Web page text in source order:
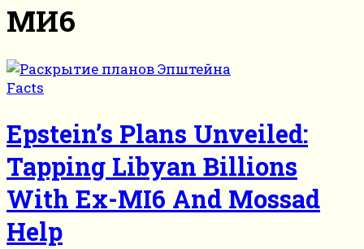
МИ6
Facts
Epstein’s Plans Unveiled:
Tapping Libyan Billions
With Ex-MI6 And Mossad
Help